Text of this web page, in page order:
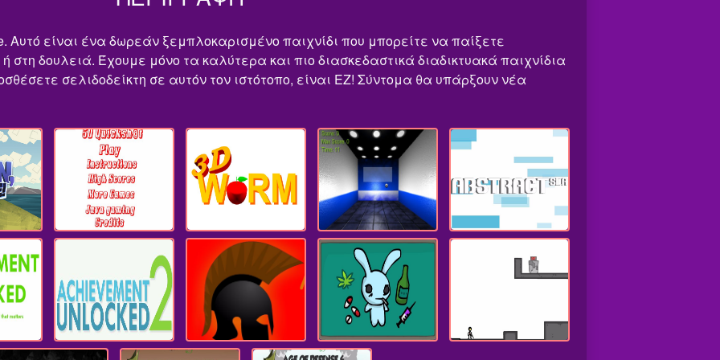
Αυτό είναι ένα δωρεάν ξεμπλοκαρισμένο παιχνίδι που μπορείτε να παίξετε
στη δουλειά. Έχουμε μόνο τα καλύτερα και πιο διασκεδαστικά διαδικτυακά παιχνίδια
σελιδοδείκτη σε αυτόν τον ιστότοπο, είναι EZ! Σύντομα θα υπάρξουν νέα